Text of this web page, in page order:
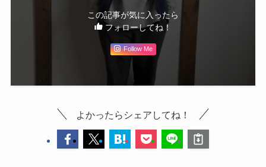
この記事が気に入ったら
フォローしてね！
Follow Me
よかったらシェアしてね！